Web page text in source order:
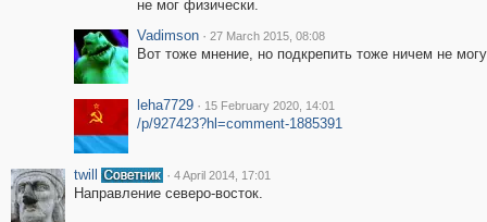
не мог физически.
Vadimson · 27 March 2015, 08:08
Вот тоже мнение, но подкрепить тоже ничем не могу
leha7729 · 15 February 2020, 14:01
/p/927423?hl=comment-1885391
twill · 4 April 2014, 17:01
Направление северо-восток.